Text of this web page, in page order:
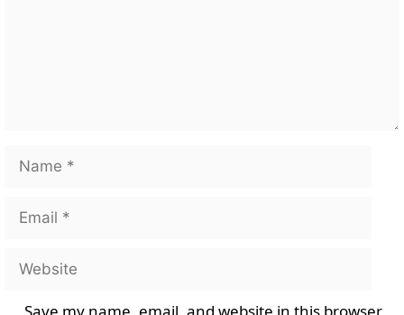
Name
Email
Website
Save my name, email, and website in this browser